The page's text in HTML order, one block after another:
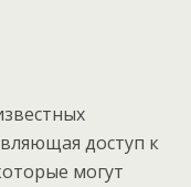
доступ к
могут